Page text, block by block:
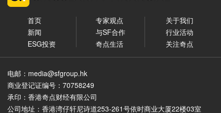
首页
新闻
ESG投资
专家观点
与SF合作
奇点生活
关于我们
行业活动
关注奇点
电邮：media@sfgroup.hk
商业登记证编号：70758249
承印：香港奇点财经有限公司
公司地址：香港湾仔轩尼诗道253-261号依时商业大厦22楼03室